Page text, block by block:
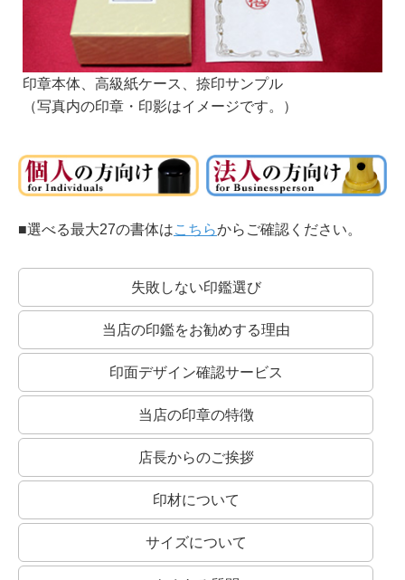
篆書系：
印章用に特化した書体です。
中国最古の石刻の書体が起源といわれています。
印相体：
銀行印・役職印には縦書きもオススメ！
実印との区別をわかりやすくつけるためにも、銀行印・役職印には縦書きもおすす
職印（資格印・先生印）は縦書きで！
印章本体、高級紙ケース、捺印サンプル
（写真内の印章・印影はイメージです。）
■選べる最大27の書体はこちらからご確認ください。
失敗しない印鑑選び
当店の印鑑をお勧めする理由
印面デザイン確認サービス
当店の印章の特徴
店長からのご挨拶
印材について
サイズについて